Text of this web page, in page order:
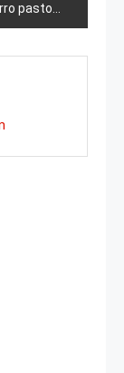
de Europa del Este